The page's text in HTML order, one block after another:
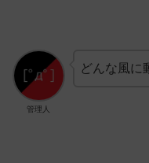
管理人
どんな風に